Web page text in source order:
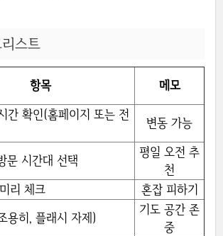
스트
항목 메모
간 확인(홈페이지 또는 전
변동 가능
문 시간대 선택
평일 오전 추
천
리 체크
혼잡 피하기
용히, 플래시 자제)
기도 공간 존
중